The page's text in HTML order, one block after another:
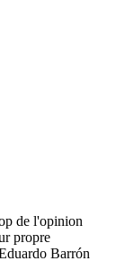
de l'opinion
propre
Barrón